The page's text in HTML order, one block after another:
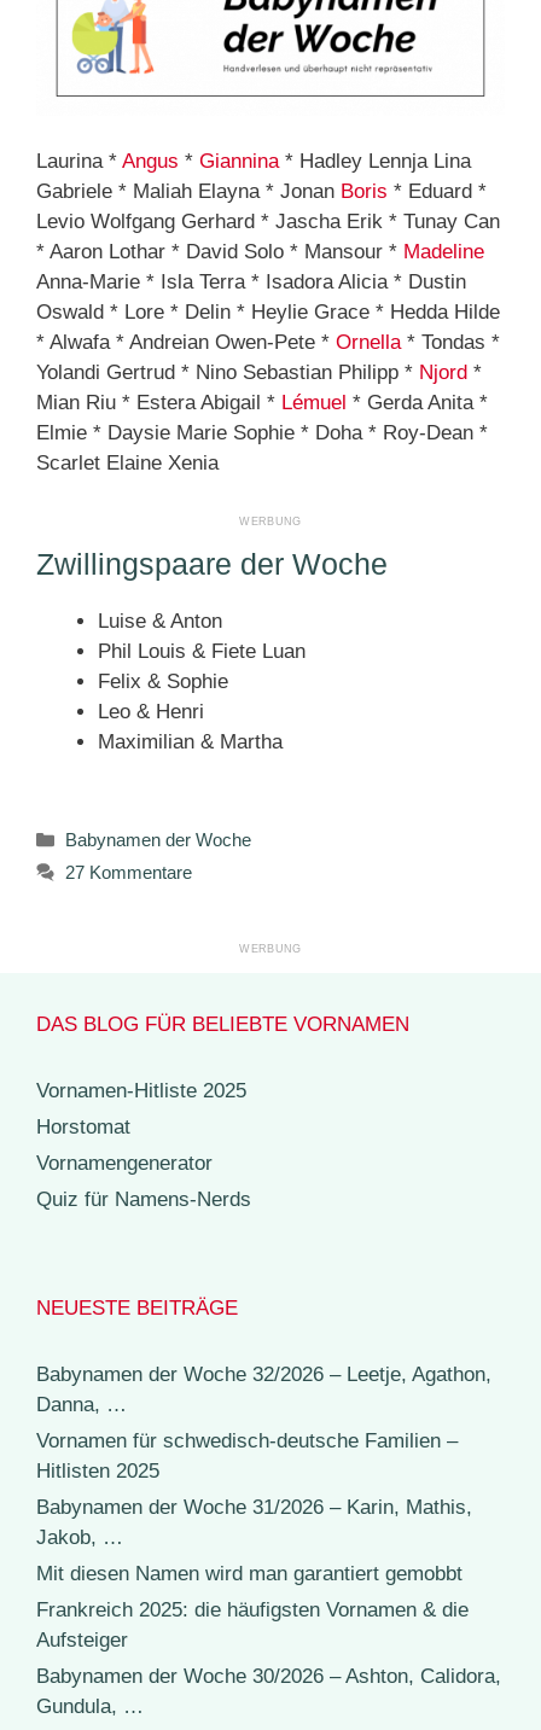
Laurina * Angus * Giannina* Hadley Lennja Lina
Gabriele * Maliah Elayna * Jonan Boris * Eduard *
Levio Wolfgang Gerhard * Jascha Erik * Tunay Can
* Aaron Lothar * David Solo * Mansour * Madeline
Anna-Marie * Isla Terra * Isadora Alicia * Dustin
Oswald * Lore * Delin * Heylie Grace * Hedda Hilde
* Alwafa * Andreian Owen-Pete * Ornella* Tondas *
Yolandi Gertrud * Nino Sebastian Philipp * Njord *
Mian Riu * Estera Abigail * Lémuel * Gerda Anita *
Elmie * Daysie Marie Sophie * Doha * Roy-Dean *
Scarlet Elaine Xenia
Zwillingspaare der Woche
Luise & Anton
Phil Louis & Fiete Luan
Felix & Sophie
Leo & Henri
Maximilian & Martha
Kategorien
Babynamen der Woche
27 Kommentare
DAS BLOG FÜR BELIEBTE VORNAMEN
Vornamen-Hitliste 2025
Horstomat
Vornamengenerator
Quiz für Namens-Nerds
NEUESTE BEITRÄGE
Babynamen der Woche 32/2026 – Leetje, Agathon,
Danna, …
Vornamen für schwedisch-deutsche Familien –
Hitlisten 2025
Babynamen der Woche 31/2026 – Karin, Mathis,
Jakob, …
Mit diesen Namen wird man garantiert gemobbt
Frankreich 2025: die häufigsten Vornamen & die
Aufsteiger
Babynamen der Woche 30/2026 – Ashton, Calidora,
Gundula, …